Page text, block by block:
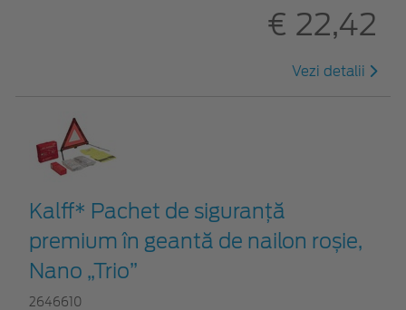
€ 22,42
Vezi detalii
Kalff* Pachet de siguranţă
premium în geantă de nailon roșie,
Nano „Trio”
2646610